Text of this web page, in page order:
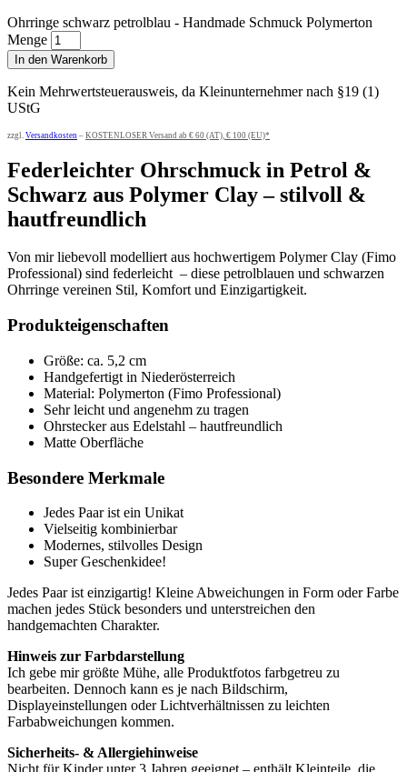
Ohrringe schwarz petrolblau - Handmade Schmuck Polymerton
Menge
In den Warenkorb
Kein Mehrwertsteuerausweis, da Kleinunternehmer nach §19 (1)
UStG
zzgl. Versandkosten – KOSTENLOSER Versand ab € 60 (AT), € 100 (EU)*
Federleichter Ohrschmuck in Petrol &
Schwarz aus Polymer Clay – stilvoll &
hautfreundlich
Von mir liebevoll modelliert aus hochwertigem Polymer Clay (Fimo
Professional) sind federleicht – diese petrolblauen und schwarzen
Ohrringe vereinen Stil, Komfort und Einzigartigkeit.
Produkteigenschaften
Größe: ca. 5,2 cm
Handgefertigt in Niederösterreich
Material: Polymerton (Fimo Professional)
Sehr leicht und angenehm zu tragen
Ohrstecker aus Edelstahl – hautfreundlich
Matte Oberfläche
Besondere Merkmale
Jedes Paar ist ein Unikat
Vielseitig kombinierbar
Modernes, stilvolles Design
Super Geschenkidee!
Jedes Paar ist einzigartig! Kleine Abweichungen in Form oder Farbe
machen jedes Stück besonders und unterstreichen den
handgemachten Charakter.
Hinweis zur Farbdarstellung
Ich gebe mir größte Mühe, alle Produktfotos farbgetreu zu
bearbeiten. Dennoch kann es je nach Bildschirm,
Displayeinstellungen oder Lichtverhältnissen zu leichten
Farbabweichungen kommen.
Sicherheits- & Allergiehinweise